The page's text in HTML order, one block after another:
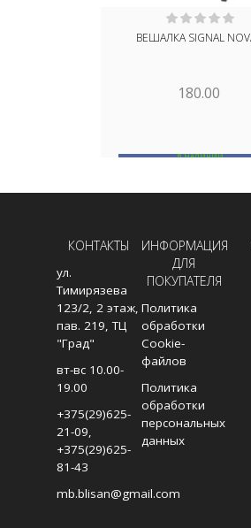
ВЕШАЛКА SIGNAL
180.00
В НАЛИЧИИ
КОНТАКТЫ
ул.
Тимирязева
123/2, 2 этаж,
пав. 219, ТЦ
"Град"
вт-вс 10.00-
19.00
+375(29)625-
21-09,
+375(29)625-
81-43
mb.blisan@gmail.com
ИНФОРМАЦИЯ
ДЛЯ
ПОКУПАТЕЛЯ
Политика
обработки
Cookie-
файлов
Политика
обработки
персональных
данных